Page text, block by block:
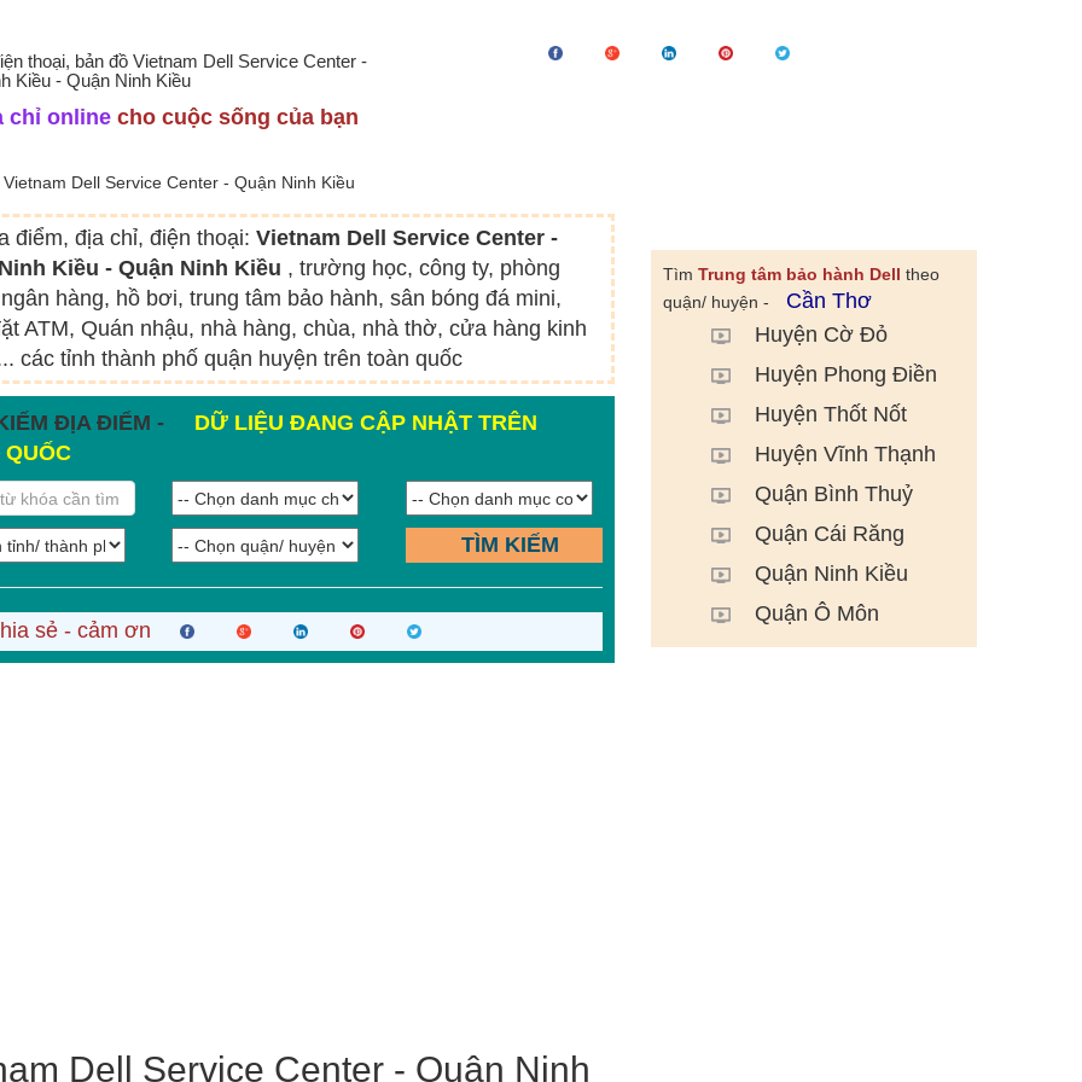
thoại, bản đồ Vietnam Dell Service Center -
Kiều - Quận Ninh Kiều
chỉ online cho cuộc sống của bạn
Vietnam Dell Service Center - Quận Ninh Kiều
điểm, địa chỉ, điện thoại: Vietnam Dell Service Center -
Kiều - Quận Ninh Kiều , trường học, công ty, phòng
hàng, hồ bơi, trung tâm bảo hành, sân bóng đá mini,
ATM, Quán nhậu, nhà hàng, chùa, nhà thờ, cửa hàng kinh
các tỉnh thành phố quận huyện trên toàn quốc
ĐỊA ĐIỂM -
DỮ LIỆU ĐANG CẬP NHẬT TRÊN
QUỐC
TÌM KIẾM
sẻ - cảm ơn
Dell Service Center - Quận Ninh
Tìm Trung tâm bảo hành Dell theo
quận/ huyện -
Cần Thơ
Huyện Cờ Đỏ
Huyện Phong Điền
Huyện Thốt Nốt
Huyện Vĩnh Thạnh
Quận Bình Thuỷ
Quận Cái Răng
Quận Ninh Kiều
Quận Ô Môn